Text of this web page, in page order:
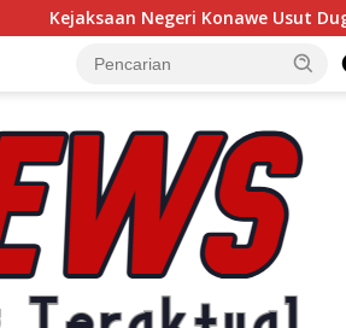
Kejaksaan Negeri Konawe Usut